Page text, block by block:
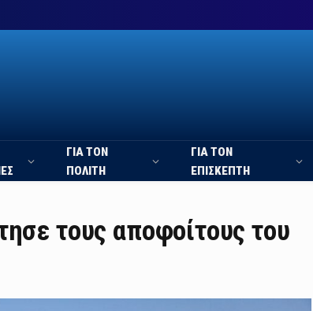
ΓΙΑ ΤΟΝ
ΠΟΛΙΤΗ
ΓΙΑ ΤΟΝ
ΕΠΙΣΚΕΠΤΗ
τους αποφοίτους του